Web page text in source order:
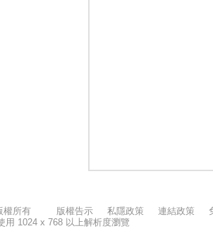
權所有 版權告示 私隱政策 連結政策
用 1024 x 768 以上解析度瀏覽